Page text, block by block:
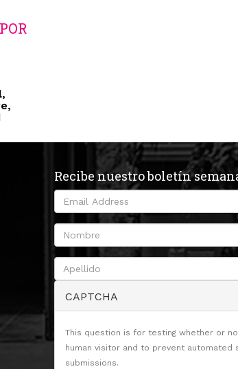
Recibe nuestro boletín
CAPTCHA
This question is for testing whether or
human visitor and to prevent automated
submissions.